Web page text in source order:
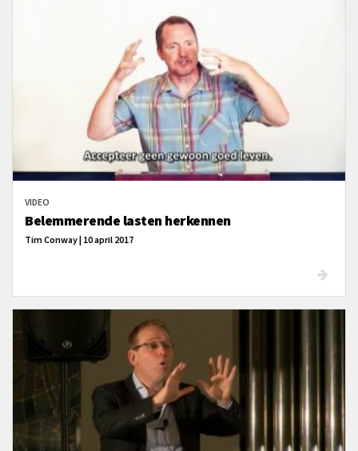
VIDEO
Belemmerende lasten herkennen
Tim Conway | 10 april 2017